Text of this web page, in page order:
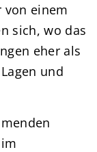
von einem
sich, wo das
eher als
und